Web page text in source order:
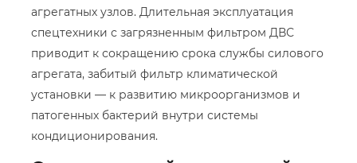
агрегатных узлов. Длительная эксплуатация
спецтехники с загрязненным фильтром ДВС
приводит к сокращению срока службы силового
агрегата, забитый фильтр климатической
установки — к развитию микроорганизмов и
патогенных бактерий внутри системы
кондиционирования.